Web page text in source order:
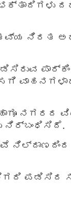
ನಿರತ
ನಗರದ
ನಿರ್ಬಂಧಿಸಿದೆ.